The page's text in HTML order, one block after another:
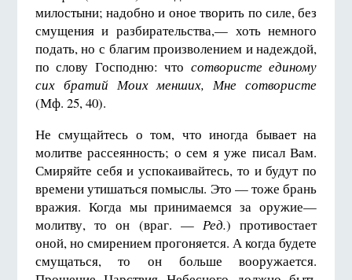
милостыни; надобно и оное творить по силе, без
смущения и разбирательства,— хоть немного
подать, но с благим произволением и надеждой,
по слову Господню: что сотвористе единому
сих братий Моих менших, Мне сотвористе
(Мф. 25, 40).
Не смущайтесь о том, что иногда бывает на
молитве рассеянность; о сем я уже писал Вам.
Смиряйте себя и успокаивайтесь, то и будут по
времени утишаться помыслы. Это — тоже брань
вражия. Когда мы принимаемся за оружие—
молитву, то он (враг. — Ред.) противостает
оной, но смирением прогоняется. А когда будете
смущаться, то он больше вооружается.